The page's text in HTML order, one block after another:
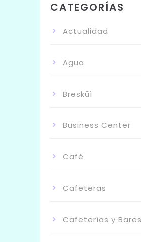
CATEGORÍAS
Actualidad
Agua
Bresküì
Business Center
Café
Cafeteras
Cafeterías y Bares